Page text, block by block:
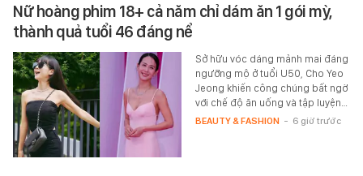
Nữ hoàng phim 18+ cả năm chỉ dám ăn 1 gói mỳ,
thành quả tuổi 46 đáng nể
Sở hữu vóc dáng mảnh mai đáng
ngưỡng mộ ở tuổi U50, Cho Yeo
Jeong khiến công chúng bất ngờ
với chế độ ăn uống và tập luyện…
BEAUTY & FASHION - 6 giờ trước